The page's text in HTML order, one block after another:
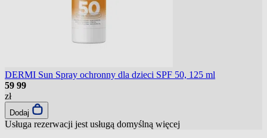
DERMI Sun Spray ochronny dla dzieci SPF 50, 125 ml
59 99
zł
Dodaj
Usługa rezerwacji jest usługą domyślną więcej